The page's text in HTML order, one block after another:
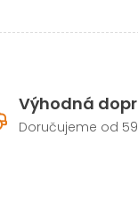
Výhodná
Doručujeme od